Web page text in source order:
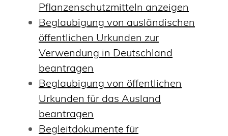
Pflanzenschutzmitteln anzeigen
Beglaubigung von ausländischen
öffentlichen Urkunden zur
Verwendung in Deutschland
beantragen
Beglaubigung von öffentlichen
Urkunden für das Ausland
beantragen
Begleitdokumente für